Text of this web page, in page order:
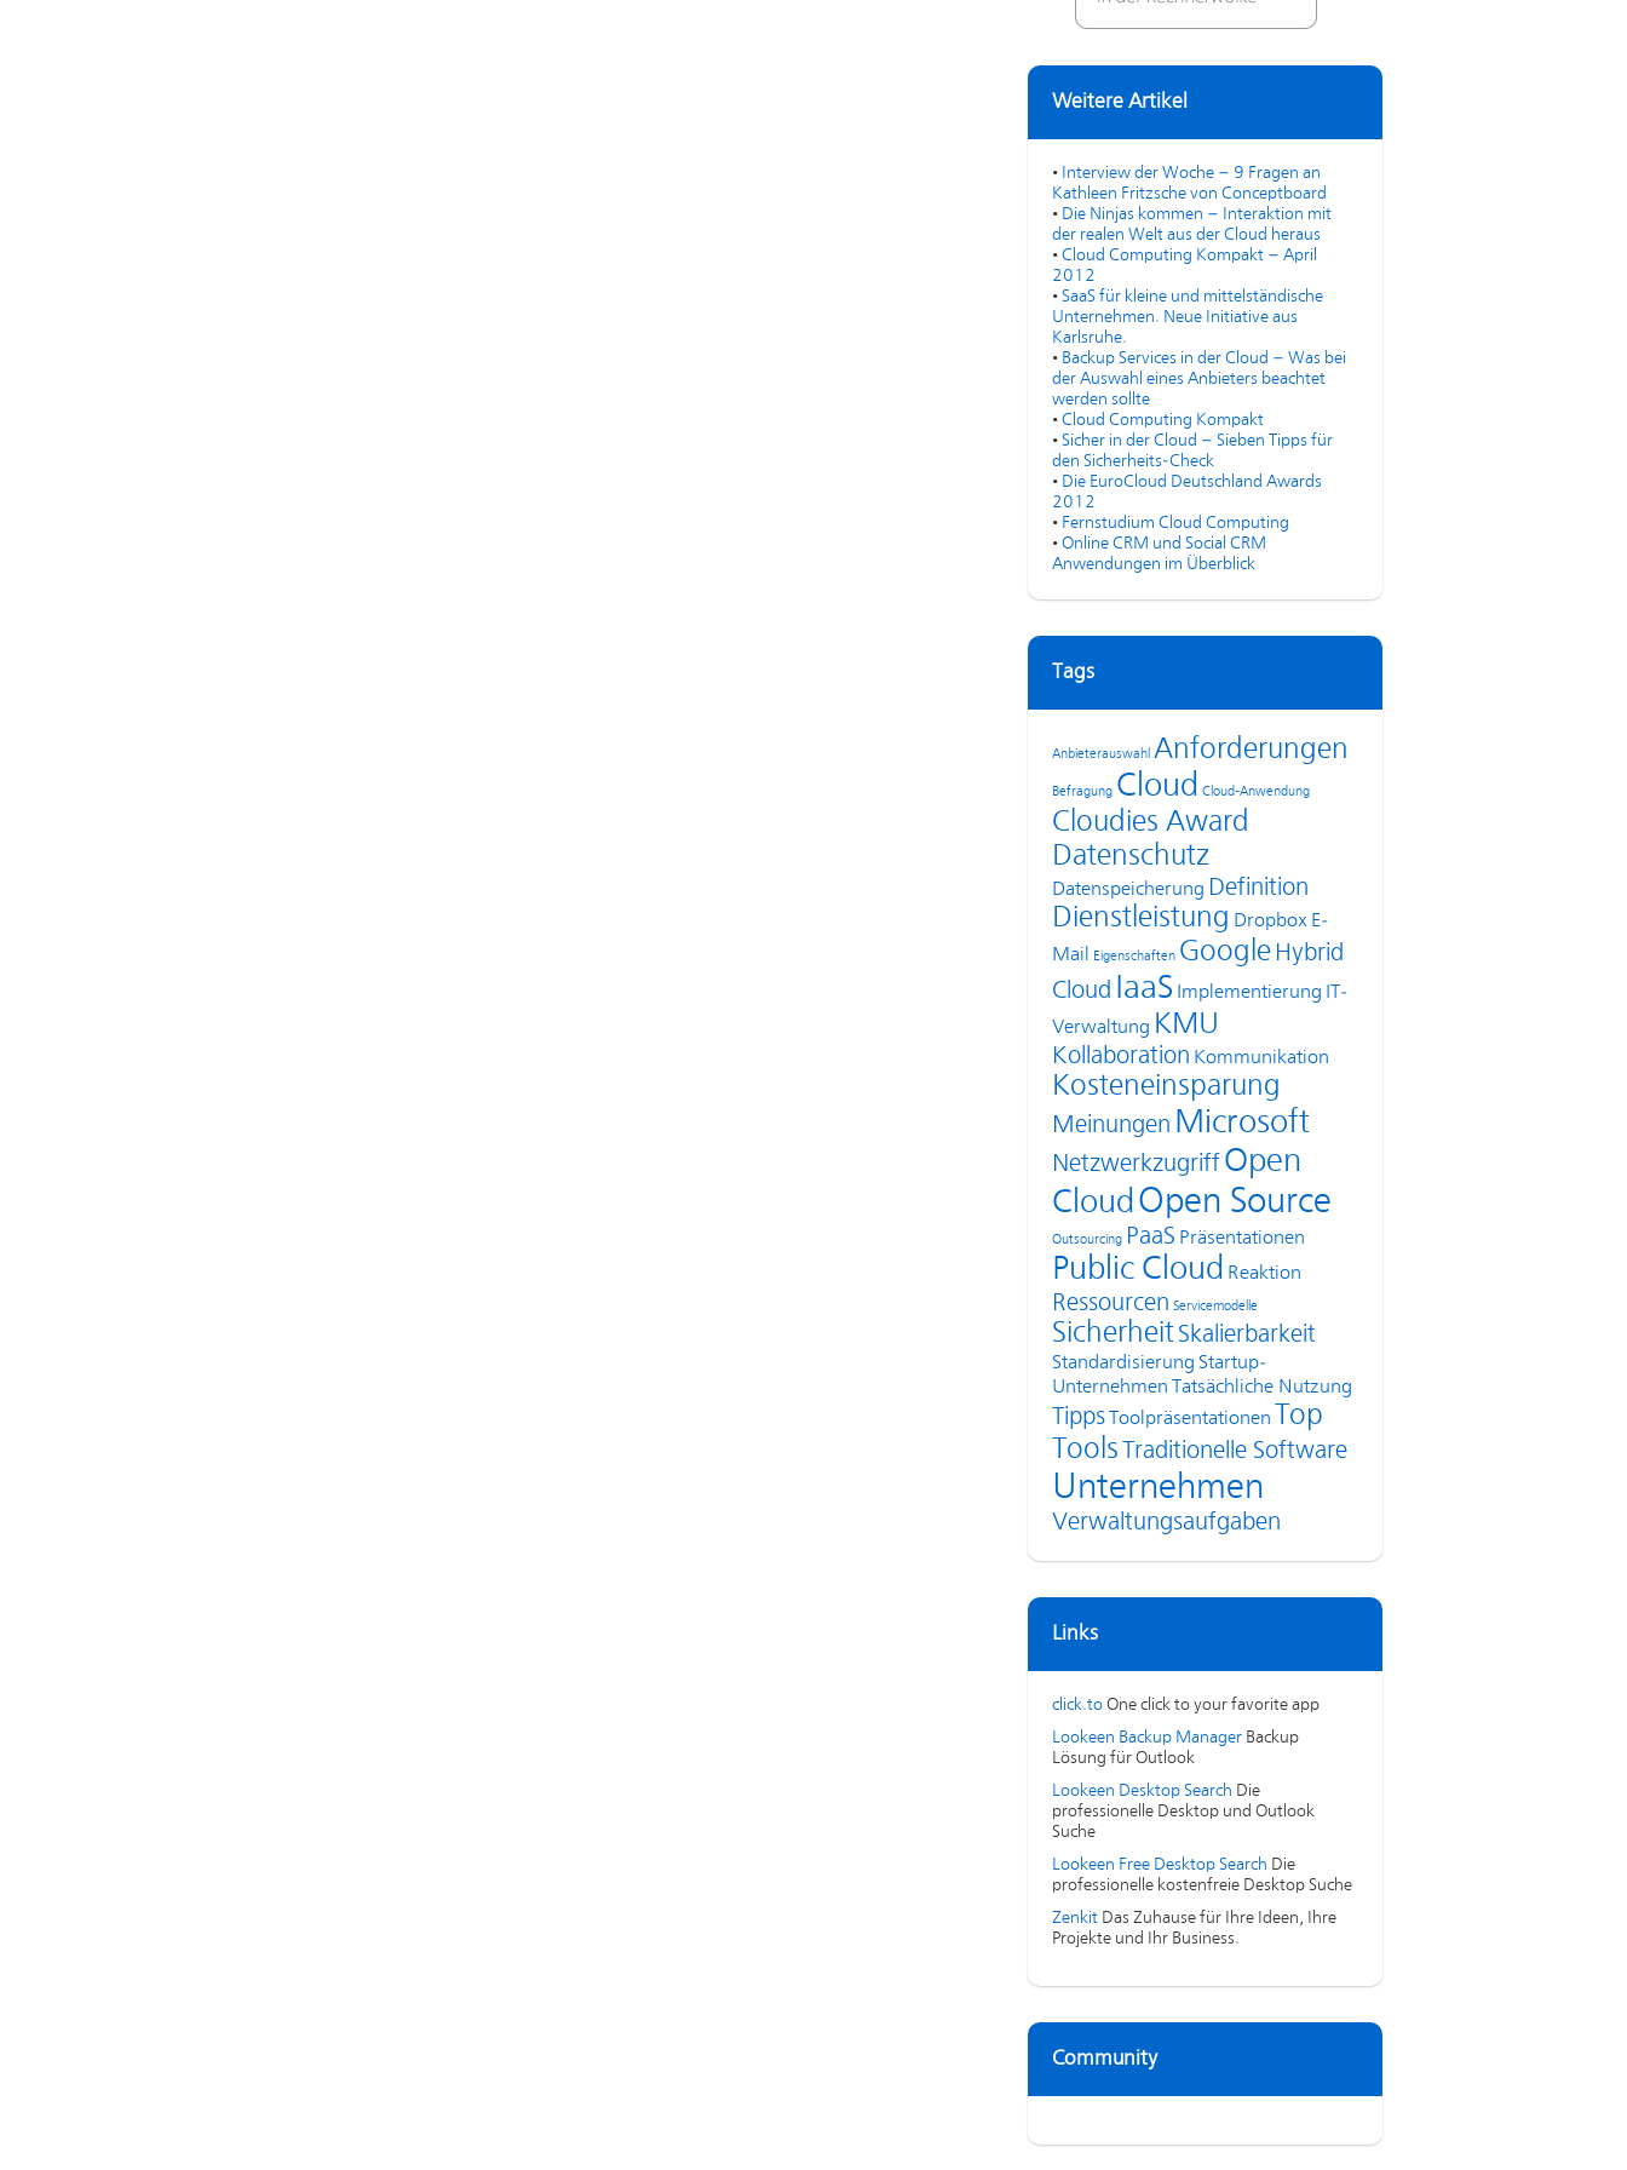
Weitere Artikel
• Interview der Woche – 9 Fragen an
Kathleen Fritzsche von Conceptboard
• Die Ninjas kommen – Interaktion mit
der realen Welt aus der Cloud heraus
• Cloud Computing Kompakt – April
2012
• SaaS für kleine und mittelständische
Unternehmen. Neue Initiative aus
Karlsruhe.
• Backup Services in der Cloud – Was bei
der Auswahl eines Anbieters beachtet
werden sollte
• Cloud Computing Kompakt
• Sicher in der Cloud – Sieben Tipps für
den Sicherheits-Check
• Die EuroCloud Deutschland Awards
2012
• Fernstudium Cloud Computing
• Online CRM und Social CRM
Anwendungen im Überblick
Tags
Anbieterauswahl Anforderungen
Befragung Cloud Cloud-Anwendung
Cloudies Award
Datenschutz
Datenspeicherung Definition
Dienstleistung Dropbox E-
Mail
Eigenschaften Google Hybrid
Cloud
IaaS Implementierung
IT-
Verwaltung KMU
Kollaboration Kommunikation
Kosteneinsparung
Meinungen Microsoft
Netzwerkzugriff Open
Cloud Open Source
Outsourcing PaaS Präsentationen
Public Cloud Reaktion
Ressourcen Servicemodelle
Sicherheit Skalierbarkeit
Standardisierung Startup-
Unternehmen
Tatsächliche Nutzung
Tipps Toolpräsentationen
Top
Tools
Traditionelle Software
Unternehmen
Verwaltungsaufgaben
Links
click.toOne click to your favorite app
Lookeen Backup ManagerBackup
Lösung für Outlook
Lookeen Desktop Search Die
professionelle Desktop und Outlook
Suche
Lookeen Free Desktop Search Die
professionelle kostenfreie Desktop Suche
ZenkitDas Zuhause für Ihre Ideen, Ihre
Projekte und Ihr Business.
Community